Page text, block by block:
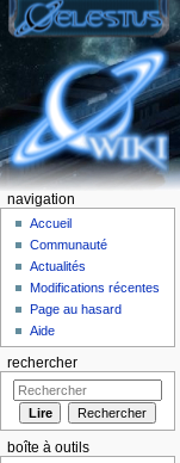
navigation
Accueil
Communauté
Actualités
Modifications récentes
Page au hasard
Aide
rechercher
boîte à outils